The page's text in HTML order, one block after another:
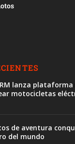
lanza
motocicletas
de aventura
del mundo